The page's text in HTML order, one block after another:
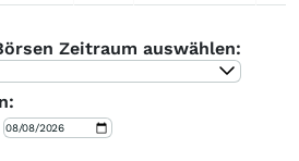
Zeitraum auswählen: